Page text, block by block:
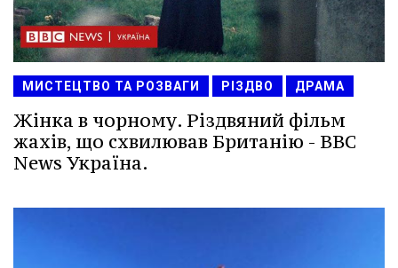
МИСТЕЦТВО ТА РОЗВАГИ РІЗДВО ДРАМА
Жінка в чорному. Різдвяний фільм
жахів, що схвилював Британію - BBC
News Україна.